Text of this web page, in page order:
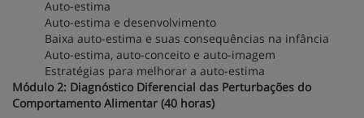
Auto-estima
Auto-estima e desenvolvimento
Baixa auto-estima e suas consequências na infância
Auto-estima, auto-conceito e auto-imagem
Estratégias para melhorar a auto-estima
Módulo 2: Diagnóstico Diferencial das Perturbações do
Comportamento Alimentar (40 horas)